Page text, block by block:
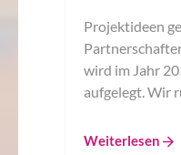
Projektideen
wird im Jahr
aufgelegt. Wir
Weiterlesen